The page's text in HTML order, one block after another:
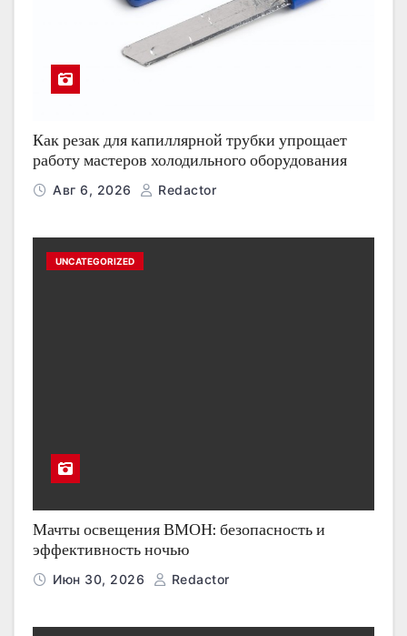
Как резак для капиллярной трубки упрощает
работу мастеров холодильного оборудования
Авг 6, 2026 Redactor
UNCATEGORIZED
Мачты освещения ВМОН: безопасность и
эффективность ночью
Июн 30, 2026 Redactor